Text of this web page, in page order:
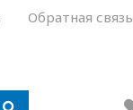
Обратная связь